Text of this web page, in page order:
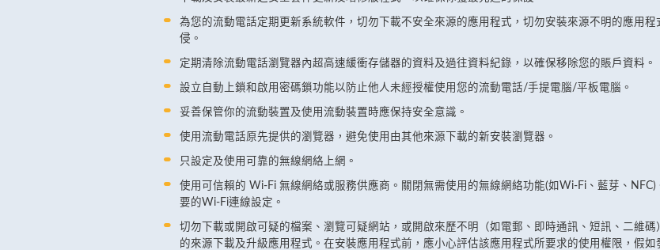
為您的流動電話定期更新系統軟件，切勿下載不安全來源的應用程式，切勿安裝來源不明的應用
侵。
定期清除流動電話瀏覽器內超高速緩衝存儲器的資料及過往資料紀錄，以確保移除您的賬戶資料。
設立自動上鎖和啟用密碼鎖功能以防止他人未經授權使用您的流動電話/手提電腦/平板電腦。
妥善保管你的流動裝置及使用流動裝置時應保持安全意識。
使用流動電話原先提供的瀏覽器，避免使用由其他來源下載的新安裝瀏覽器。
只設定及使用可靠的無線網絡上網。
使用可信賴的 Wi-Fi 無線網絡或服務供應商。關閉無需使用的無線網絡功能(如Wi-Fi、藍芽、
要的Wi-Fi連線設定。
切勿下載或開啟可疑的檔案、瀏覽可疑網站，或開啟來歷不明（如電郵、即時通訊、短訊、二維
的來源下載及升級應用程式。在安裝應用程式前，應小心評估該應用程式所要求的使用權限，假